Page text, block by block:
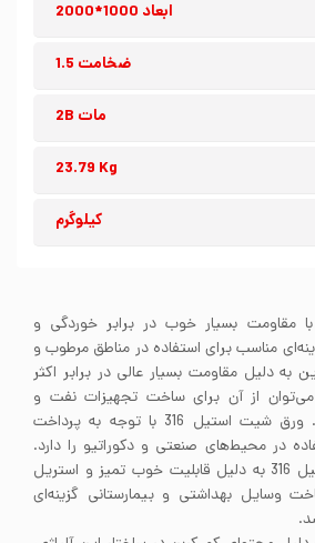
ابعاد 1000*2000
ضخامت 1.5
مات 2B
23.79 Kg
کیلوگرم
ورق شیت استیل 316 با مقاومت بسیار خوب در برابر خوردگی و
مناسب برای استفاده در مناطق مرطوب و
به دلیل مقاومت بسیار عالی در برابر اکثر
از آن برای ساخت تجهیزات نفت و
پتروشیمی استفاده کرد. ورق شیت استیل 316 با توجه به پرداخت
در محیط‌های صنعتی و دکوراتیو را دارد.
همچنین ورق شیت استیل 316 به دلیل قابلیت خوب تمیز و استریل
وسایل بهداشتی و بیمارستانی گزینه‌ای